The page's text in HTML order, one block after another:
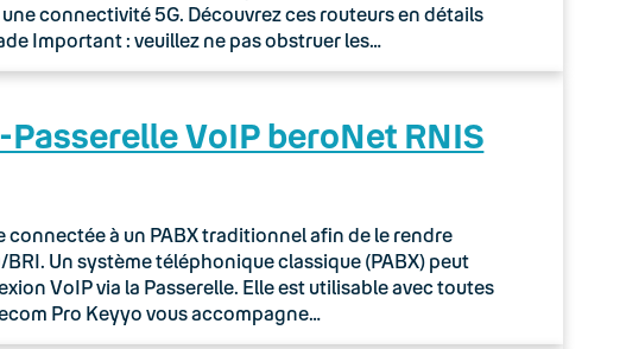
connectivité 5G. Découvrez ces routeurs en détails
Important : veuillez ne pas obstruer les…
VoIP beroNet RNIS
connectée à un PABX traditionnel afin de le rendre
Un système téléphonique classique (PABX) peut
VoIP via la Passerelle. Elle est utilisable avec toutes
Pro Keyyo vous accompagne…